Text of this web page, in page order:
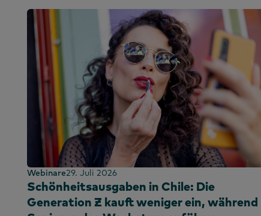
Weltweit
Indien
Indonesien
Irland
Kenia
Korea
Malaysia
Mexiko
Marokko
Webinare29. Juli 2026
Schönheitsausgaben in Chile: Die
Generation Z kauft weniger ein, während